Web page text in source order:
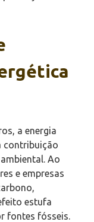
a energia
contribuição
Ao
e empresas
estufa
fontes fósseis.